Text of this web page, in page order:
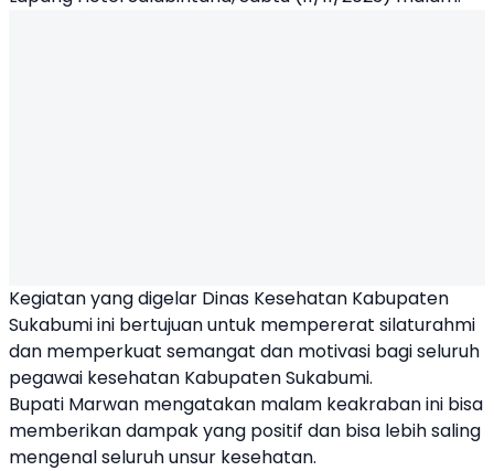
Kegiatan yang digelar Dinas Kesehatan Kabupaten
Sukabumiini bertujuan untuk mempererat silaturahmi
dan memperkuat semangat dan motivasi bagi seluruh
pegawai kesehatan Kabupaten Sukabumi.
Bupati Marwan mengatakan malam keakraban ini bisa
memberikan dampak yang positif dan bisa lebih saling
mengenal seluruh unsur kesehatan.